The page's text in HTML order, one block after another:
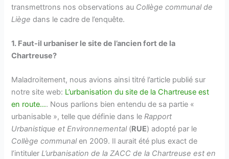
transmettrons nos observations au Collège communal de
Liège dans le cadre de l’enquête.
1. Faut-il urbaniser le site de l’ancien fort de la
Chartreuse?
Maladroitement, nous avions ainsi titré l’article publié sur
notre site web: L’urbanisation du site de la Chartreuse est
en route…. Nous parlions bien entendu de sa partie «
urbanisable », telle que définie dans leRapport
Urbanistique et Environnemental (RUE) adopté par le
Collège communalen 2009. Il aurait été plus exact de
l’intitulerL’urbanisation de la ZACC de la Chartreuse est en